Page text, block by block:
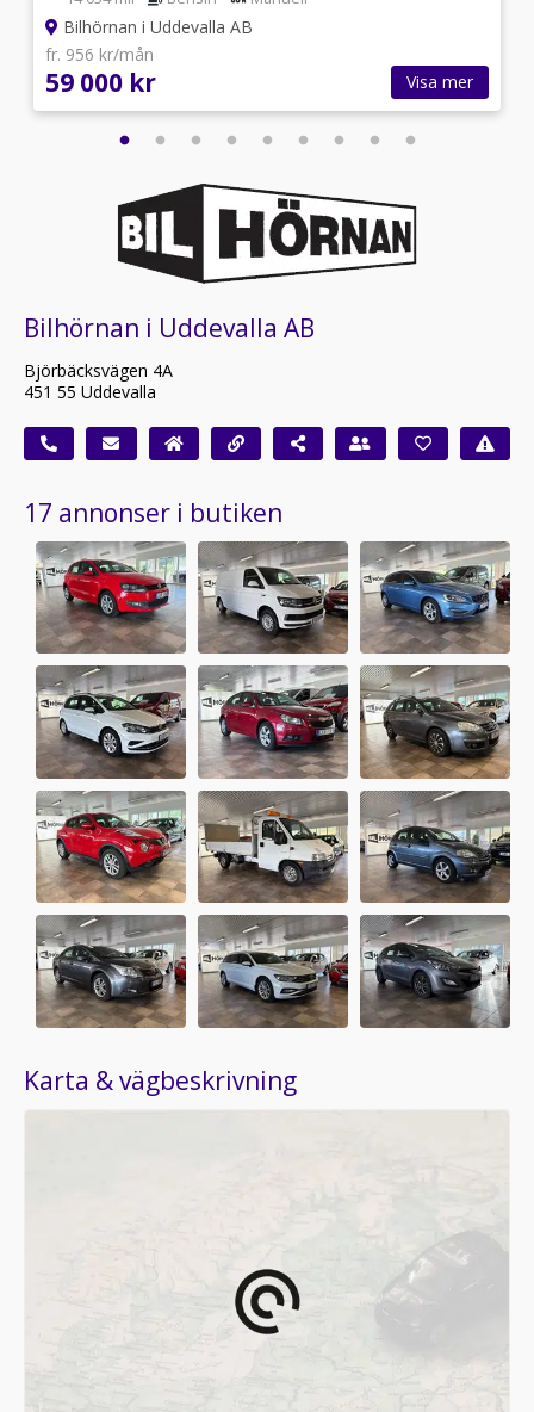
Bilhörnan i Uddevalla AB
fr. 956 kr/mån
59 000 kr Visa mer
Bilhörnan i Uddevalla AB
Björbäcksvägen 4A
451 55 Uddevalla
17 annonser i butiken
Karta & vägbeskrivning